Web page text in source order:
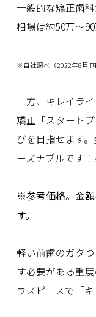
一般的な矯正歯
相場は約50万〜
※自社調べ（2022年8月
一方、キレイラ
矯正「スタート
びを目指せます
ーズナブルです！
※参考価格。金
す。
軽い前歯のガタ
す必要がある重
ウスピースで「